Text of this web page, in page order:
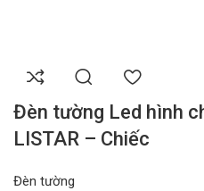
Đèn tường Led hình
LISTAR – Chiếc
Đèn tường